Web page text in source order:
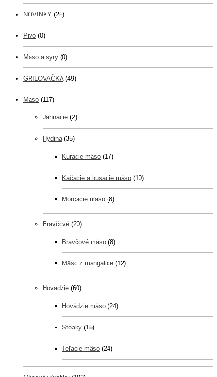
NOVINKY (25)
Pivo (0)
Maso a syry (0)
GRILOVAČKA (49)
Mäso (117)
Jahňacie (2)
Hydina (35)
Kuracie mäso (17)
Kačacie a husacie mäso (10)
Morčacie mäso (8)
Bravčové (20)
Bravčové mäso (8)
Mäso z mangalice (12)
Hovädzie (60)
Hovädzie mäso (24)
Steaky (15)
Teľacie mäso (24)